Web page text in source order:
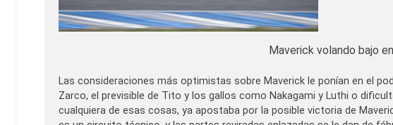
Maverick volando bajo
Las consideraciones más optimistas sobre Maverick le ponían en el
Zarco, el previsible de Tito y los gallos como Nakagami y Luthi o
cualquiera de esas cosas, ya apostaba por la posible victoria de